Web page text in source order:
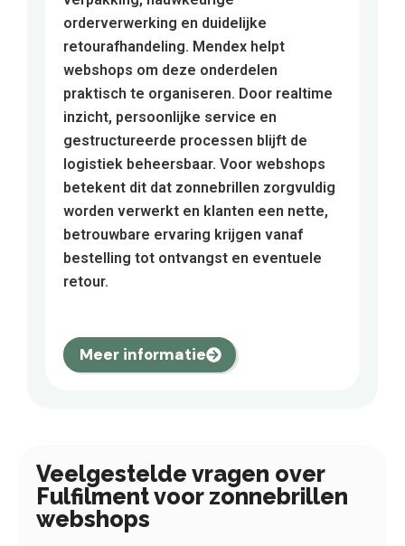
orderverwerking en duidelijke
retourafhandeling. Mendex helpt
webshops om deze onderdelen
praktisch te organiseren. Door realtime
inzicht, persoonlijke service en
gestructureerde processen blijft de
logistiek beheersbaar. Voor webshops
betekent dit dat zonnebrillen zorgvuldig
worden verwerkt en klanten een nette,
betrouwbare ervaring krijgen vanaf
bestelling tot ontvangst en eventuele
retour.
Meer informatie
Veelgestelde vragen over
Fulfilment voor zonnebrillen
webshops